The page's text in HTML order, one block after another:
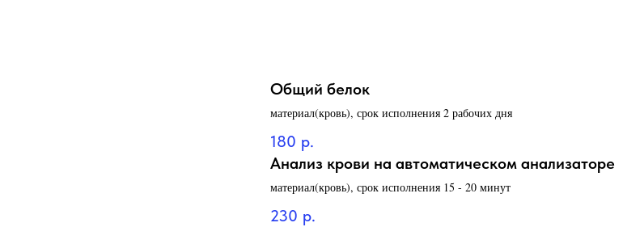
Общий белок
материал(кровь), срок исполнения 2 рабочих дня
180 р.
Анализ крови на автоматическом анализаторе
материал(кровь), срок исполнения 15 - 20 минут
230 р.